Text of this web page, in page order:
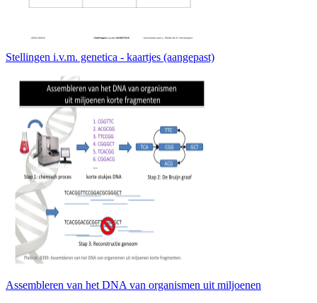
Stellingen i.v.m. genetica - kaartjes (aangepast)
Assembleren van het DNA van organismen uit miljoenen